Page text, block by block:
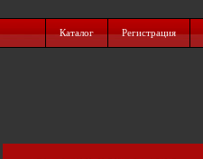
Каталог Регистрация